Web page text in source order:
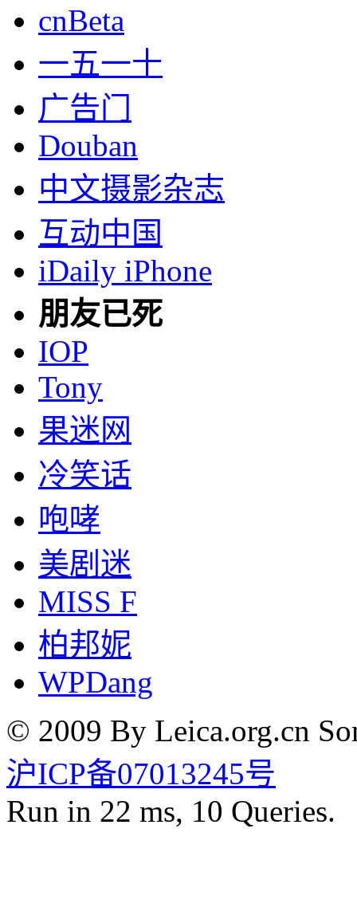
cnBeta
一五一十
广告门
Douban
中文摄影杂志
互动中国
iDaily iPhone
朋友已死
IOP
Tony
果迷网
冷笑话
咆哮
美剧迷
MISS F
柏邦妮
WPDang
© 2009 By Leica.org.cn
沪ICP备07013245号
Run in 22 ms, 10 Queries.